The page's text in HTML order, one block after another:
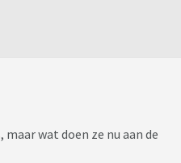
wat doen ze nu aan de